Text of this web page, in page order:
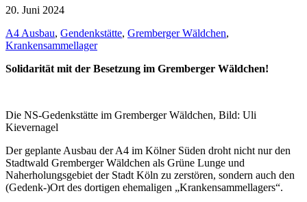
20. Juni 2024
A4 Ausbau, Gendenkstätte, Gremberger Wäldchen,
Krankensammellager
Solidarität mit der Besetzung im Gremberger Wäldchen!
Die NS-Gedenkstätte im Gremberger Wäldchen, Bild: Uli
Kievernagel
Der geplante Ausbau der A4 im Kölner Süden droht nicht nur den
Stadtwald Gremberger Wäldchen als Grüne Lunge und
Naherholungsgebiet der Stadt Köln zu zerstören, sondern auch den
(Gedenk-)Ort des dortigen ehemaligen „Krankensammellagers“.